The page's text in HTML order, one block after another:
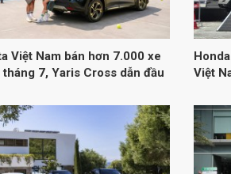
Việt Nam bán hơn 7.000 xe
7, Yaris Cross dẫn đầu
Việt